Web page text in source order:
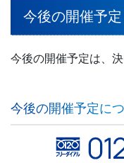
今後の開催予定
今後の開催予定は、
今後の開催予定に